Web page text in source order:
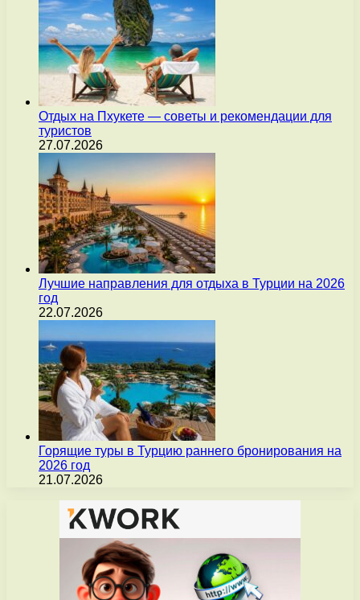
Отдых на Пхукете — советы и рекомендации для
туристов
27.07.2026
Лучшие направления для отдыха в Турции на 2026
год
22.07.2026
Горящие туры в Турцию раннего бронирования на
2026 год
21.07.2026